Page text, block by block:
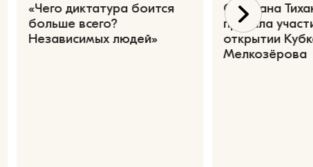
«Чего диктатура боится
больше всего?
Независимых людей»
Светлана
приняла
открытии
Мелкозёрова